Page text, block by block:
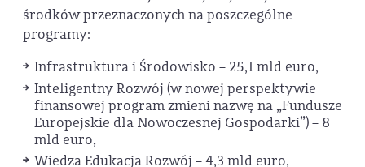
środków przeznaczonych na poszczególne
programy:
Infrastruktura i Środowisko – 25,1 mld euro,
Inteligentny Rozwój (w nowej perspektywie
finansowej program zmieni nazwę na „Fundusze
Europejskie dla Nowoczesnej Gospodarki”) – 8
mld euro,
Wiedza Edukacja Rozwój – 4,3 mld euro,